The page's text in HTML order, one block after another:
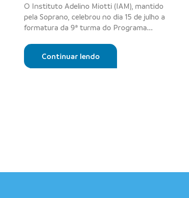
O Instituto Adelino Miotti (IAM), mantido
pela Soprano, celebrou no dia 15 de julho a
formatura da 9ª turma do Programa...
Continuar lendo